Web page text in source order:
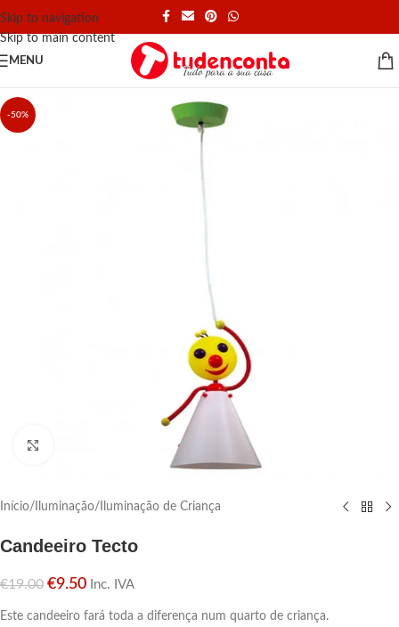
Skip to navigation
Skip to main content
MENU
-50%
Início/ Iluminação/ Iluminação de Criança
Candeeiro Tecto
€19.00 €9.50 Inc. IVA
Este candeeiro fará toda a diferença num quarto de criança.